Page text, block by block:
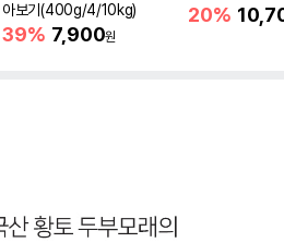
아보기(400g/4/10kg)
39% 7,900원
20%